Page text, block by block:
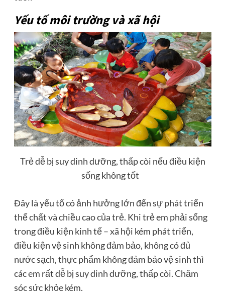
Yếu tố môi trường và xã hội
Trẻ dễ bị suy dinh dưỡng, thấp còi nếu điều kiện
sống không tốt
Đây là yếu tố có ảnh hưởng lớn đến sự phát triển
thể chất và chiều cao của trẻ. Khi trẻ em phải sống
trong điều kiện kinh tế – xã hội kém phát triển,
điều kiện vệ sinh không đảm bảo, không có đủ
nước sạch, thực phẩm không đảm bảo vệ sinh thì
các em rất dễ bị suy dinh dưỡng, thấp còi. Chăm
sóc sức khỏe kém.